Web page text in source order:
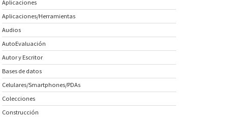
Aplicaciones
Aplicaciones/Herramientas
Audios
AutoEvaluación
Autor y Escritor
Bases de datos
Celulares/Smartphones/PDAs
Colecciones
Construcción